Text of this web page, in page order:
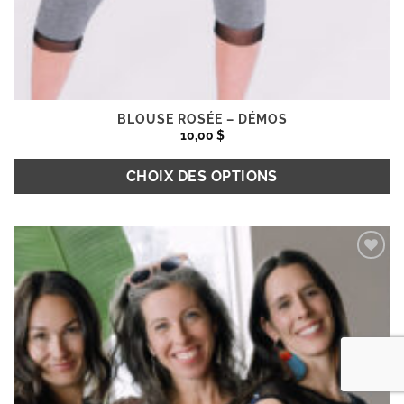
BLOUSE ROSÉE – DÉMOS
10,00 $
CHOIX DES OPTIONS
produit
plusieurs
variations.
Les
options
peuvent
être
Ajouter